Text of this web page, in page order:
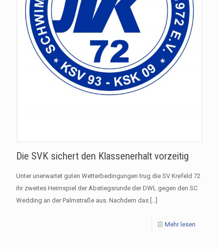
Die SVK sichert den Klassenerhalt vorzeitig
Unter unerwartet guten Wetterbedingungen trug die SV Krefeld 72
ihr zweites Heimspiel der Abstiegsrunde der DWL gegen den SC
Wedding an der Palmstraße aus. Nachdem das […]
Mehr lesen